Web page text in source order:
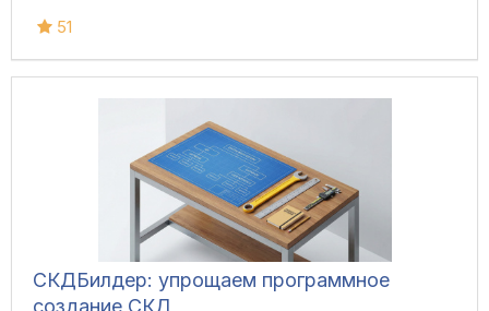
51
СКДБилдер: упрощаем программное
создание СКД